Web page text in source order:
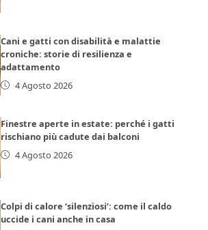
Cani e gatti con disabilità e malattie
croniche: storie di resilienza e
adattamento
4 Agosto 2026
Finestre aperte in estate: perché i gatti
rischiano più cadute dai balconi
4 Agosto 2026
Colpi di calore ‘silenziosi’: come il caldo
uccide i cani anche in casa